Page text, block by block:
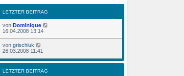
LETZTER BEITRAG
von Dominique
16.04.2008 13:14
von grischluk
26.03.2008 11:41
LETZTER BEITRAG